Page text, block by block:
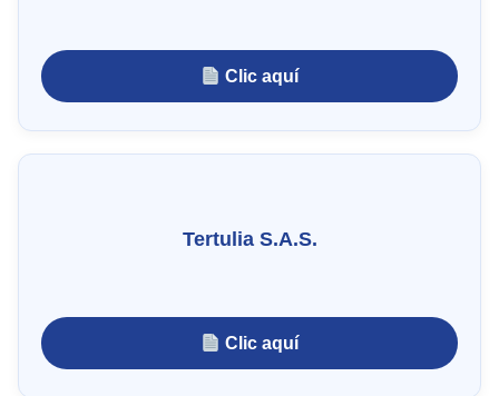
Clic aquí
Tertulia S.A.S.
Clic aquí